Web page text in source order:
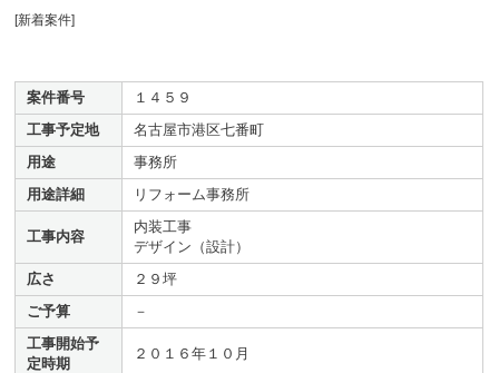
[新着案件]
案件番号
１４５９
工事予定地
名古屋市港区七番町
用途
事務所
用途詳細
リフォーム事務所
工事内容
内装工事
デザイン（設計）
広さ
２９坪
ご予算
－
工事開始予
定時期
２０１６年１０月